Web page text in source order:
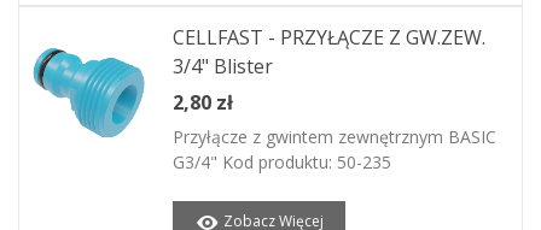
CELLFAST - PRZYŁĄCZE Z GW.ZEW.
3/4" Blister
2,80 zł
Przyłącze z gwintem zewnętrznym BASIC
G3/4" Kod produktu: 50-235
Zobacz Więcej